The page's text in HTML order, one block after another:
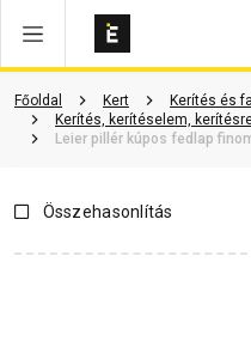
Főoldal Kert
Kerítés és
Kerítés, kerítéselem,
Leier pillér kúpos fedlap
Vásárlói vélemények
Összehasonlítás